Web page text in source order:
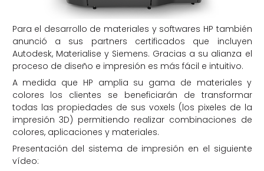
Para el desarrollo de materiales y softwares HP también
anunció a sus partners certificados que incluyen
Autodesk, Materialise y Siemens. Gracias a su alianza el
proceso de diseño e impresión es más fácil e intuitivo.
A medida que HP amplia su gama de materiales y
colores los clientes se beneficiarán de transformar
todas las propiedades de sus voxels (los pixeles de la
impresión 3D) permitiendo realizar combinaciones de
colores, aplicaciones y materiales.
Presentación del sistema de impresión en el siguiente
vídeo: